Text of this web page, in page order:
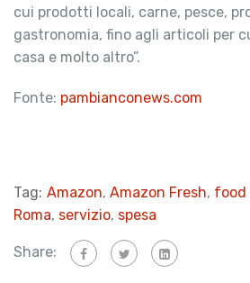
cui prodotti locali, carne, pesce,
gastronomia, fino agli articoli per
casa e molto altro”.
Fonte: pambianconews.com
Tag: Amazon, Amazon Fresh, food
Roma, servizio, spesa
Share: